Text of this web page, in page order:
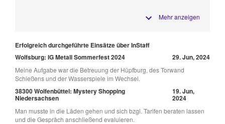
Mehr anzeigen
Erfolgreich durchgeführte Einsätze über InStaff
Wolfsburg: IG Metall Sommerfest 2024
29. Jun, 2024
Meine Aufgabe war die Betreuung der Hüpfburg, des Torwand
Schießens und der Wasserspiele im Wechsel.
38300 Wolfenbüttel: Mystery Shopping
Niedersachsen
19. Jun,
2024
Man musste in die Läden gehen und sich bzgl. Tarifen beraten lassen
und die Gespräch anschließend evaluieren.